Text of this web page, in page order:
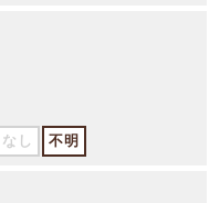
なし 不明